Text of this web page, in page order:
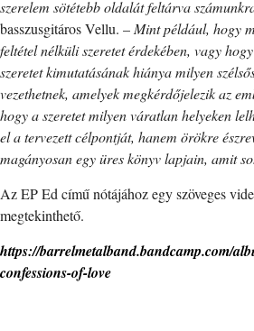
szerelem sötétebb oldalát feltárva
basszusgitáros Vellu. – Mint például, hogy
feltétel nélküli szeretet érdekében, vagy
szeretet kimutatásának hiánya milyen
vezethetnek, amelyek megkérdőjelezik az
hogy a szeretet milyen váratlan helyeken
el a tervezett célpontját, hanem örökre
magányosan egy üres könyv lapjain, amit
Az EP Ed című nótájához egy szöveges
megtekinthető.
https://barrelmetalband.bandcamp.com/
confessions-of-love